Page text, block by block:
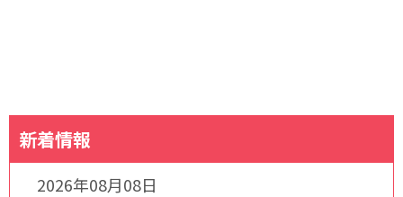
新着情報
2026年08月08日